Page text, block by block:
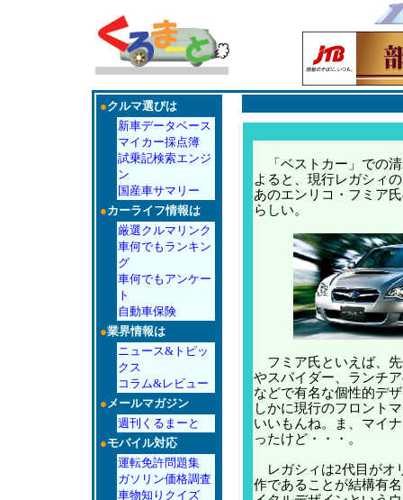
●クルマ選びは
新車データベース
マイカー採点簿
試乗記検索エンジ
ン
国産車サマリー
●カーライフ情報は
厳選クルマリンク
車何でもランキン
グ
車何でもアンケー
ト
自動車保険
●業界情報は
ニュース&トピッ
クス
コラム&レビュー
●メールマガジン
週刊くるまーと
●モバイル対応
運転免許問題集
ガソリン価格調査
車物知りクイズ
「ベストカー」での
よると、現行レガシィ
あのエンリコ・フミア
らしい。
フミア氏といえば、
やスパイダー、ランチ
などで有名な個性的デ
しかに現行のフロント
いいもんね。ま、マイ
ったけど・・・。
レガシィは2代目がオ
作であることが結構有